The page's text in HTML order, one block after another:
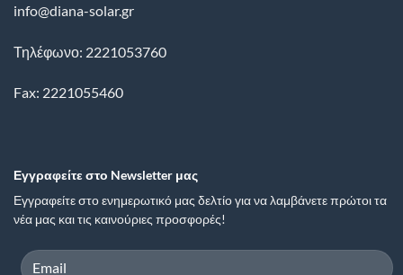
info@diana-solar.gr
Τηλέφωνο: 2221053760
Fax: 2221055460
Εγγραφείτε στο Newsletter μας
Εγγραφείτε στο ενημερωτικό μας δελτίο για να λαμβάνετε πρώτοι τα
νέα μας και τις καινούριες προσφορές!